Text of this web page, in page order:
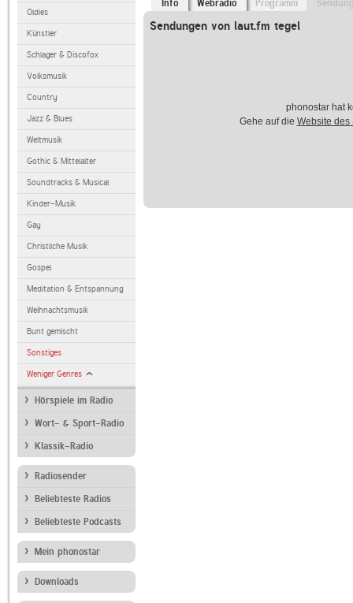
Oldies
Künstler
Schlager & Discofox
Volksmusik
Country
Jazz & Blues
Weltmusik
Gothic & Mittelalter
Soundtracks & Musical
Kinder-Musik
Gay
Christliche Musik
Gospel
Meditation & Entspannung
Weihnachtsmusik
Bunt gemischt
Sonstiges
Weniger Genres
Hörspiele im Radio
Wort- & Sport-Radio
Klassik-Radio
Radiosender
Beliebteste Radios
Beliebteste Podcasts
Mein phonostar
Downloads
Info Webradio Programm
Sendungen von laut.fm tegel
phonostar hat
Gehe auf die Website des